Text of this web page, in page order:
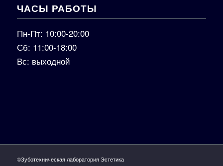
ЧАСЫ РАБОТЫ
Пн-Пт: 10:00-20:00
Сб: 11:00-18:00
Вс: выходной
©Зуботехническая лаборатория Эстетика